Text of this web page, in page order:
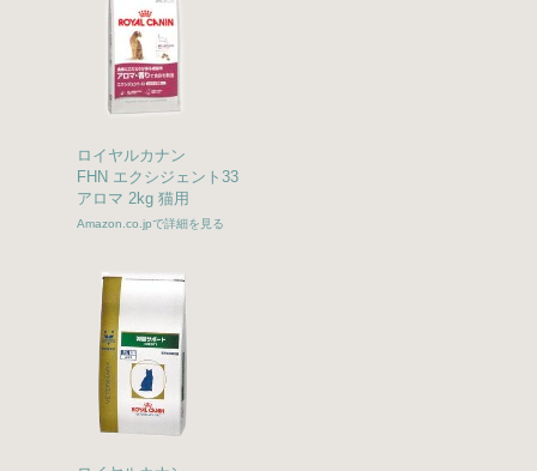
ロイヤルカナン
FHN エクシジェント33
アロマ 2kg 猫用
Amazon.co.jpで詳細を見る